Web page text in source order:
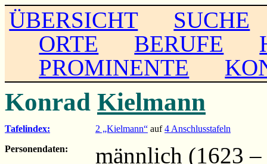
ÜBERSICHT
SUCHE
ORTE
BERUFE
PROMINENTE
Konrad Kielmann
Tafelindex: 2 „Kielmann“ auf4 Anschlusstafeln
Personendaten:
männlich (1623